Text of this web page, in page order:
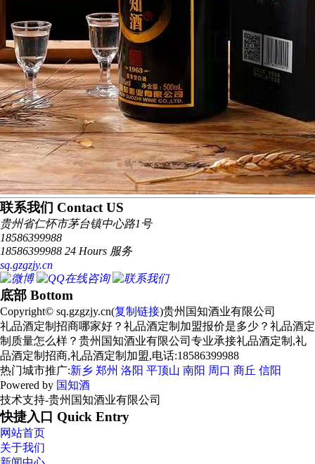
联系我们 Contact US
贵州省仁怀市茅台镇中心路1号
18586399988
18586399988 24 Hours 服务
sq.gzgzjy.cn
底部 Bottom
Copyright© sq.gzgzjy.cn(复制链接)贵州国知酒业有限公司
礼品酒定制招商哪家好？礼品酒定制加盟报价是多少？礼品酒定
制质量怎么样？贵州国知酒业有限公司专业承接礼品酒定制,礼
品酒定制招商,礼品酒定制加盟,电话:18586399988
热门城市推广:新乡 郑州 洛阳 平顶山 南阳 周口 商丘 信阳
Powered by 国知酒
技术支持-贵州国知酒业有限公司
快捷入口 Quick Entry
网站首页
关于我们